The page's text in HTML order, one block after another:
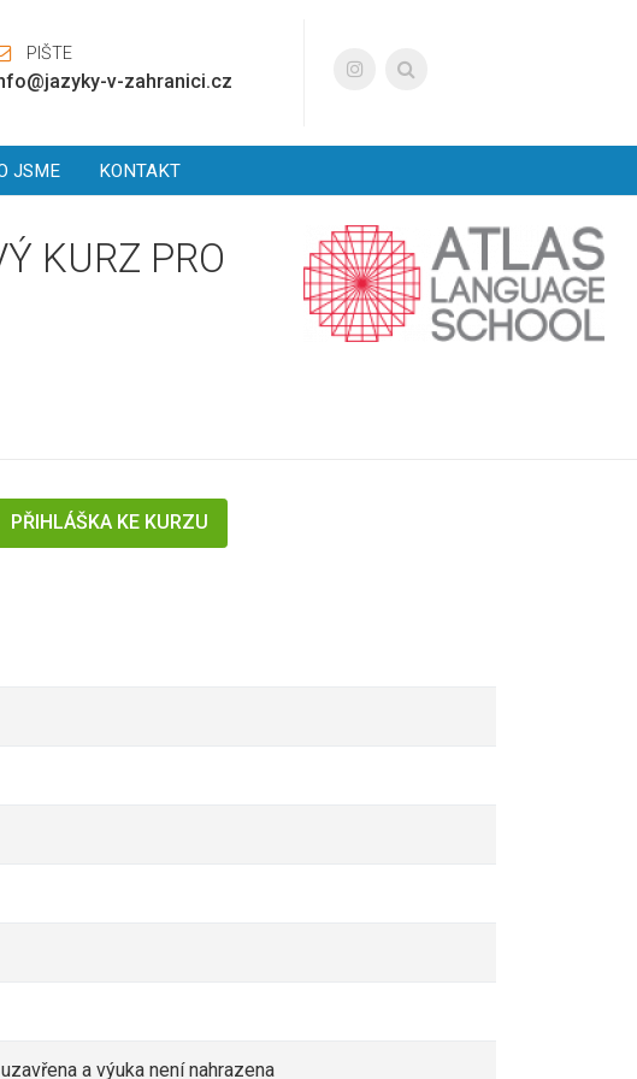
PIŠTE
v-zahranici.cz
JSME KONTAKT
KURZ PRO
PŘIHLÁŠKA KE KURZU
a výuka není nahrazena